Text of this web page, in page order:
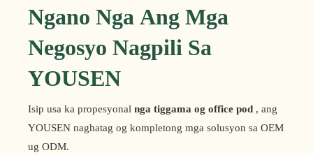
Ngano Nga Ang Mga
Negosyo Nagpili Sa
YOUSEN
Isip usa ka propesyonal nga tiggama og office pod , ang
YOUSEN naghatag og kompletong mga solusyon sa OEM
ug ODM.